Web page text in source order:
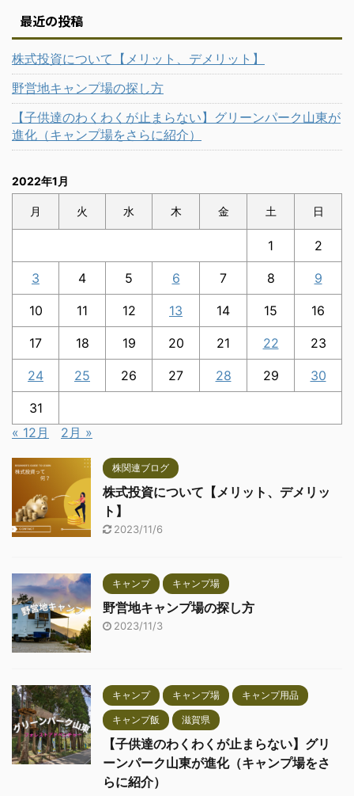
最近の投稿
株式投資について【メリット、デメリット】
野営地キャンプ場の探し方
【子供達のわくわくが止まらない】グリーンパーク山東が
進化（キャンプ場をさらに紹介）
2022年1月
月 火 水 木 金 土 日
1 2
3 4 5 6 7 8 9
10 11 12 13 14 15 16
17 18 19 20 21 22 23
24 25 26 27 28 29 30
31
« 12月
2月 »
株関連ブログ
株式投資について【メリット、デメリッ
ト】
2023/11/6
キャンプ キャンプ場
野営地キャンプ場の探し方
2023/11/3
キャンプ キャンプ場 キャンプ用品
キャンプ飯 滋賀県
【子供達のわくわくが止まらない】グリ
ーンパーク山東が進化（キャンプ場をさ
らに紹介）